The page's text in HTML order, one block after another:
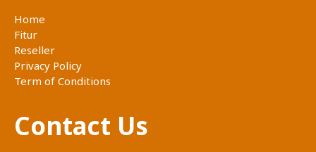
Home
Fitur
Reseller
Privacy Policy
Term of Conditions
Contact Us